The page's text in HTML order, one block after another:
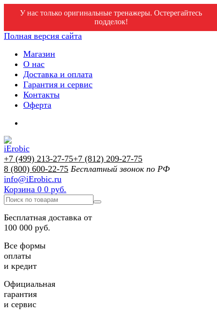
У нас только оригинальные тренажеры. Остерегайтесь
подделок!
Полная версия сайта
Магазин
О нас
Доставка и оплата
Гарантия и сервис
Контакты
Оферта
+7 (499) 213-27-75+7 (812) 209-27-75
8 (800) 600-22-75 Бесплатный звонок по РФ
info@iErobic.ru
Корзина 0 0 руб.
Бесплатная доставка от
100 000 руб.
Все формы
оплаты
и кредит
Официальная
гарантия
и сервис